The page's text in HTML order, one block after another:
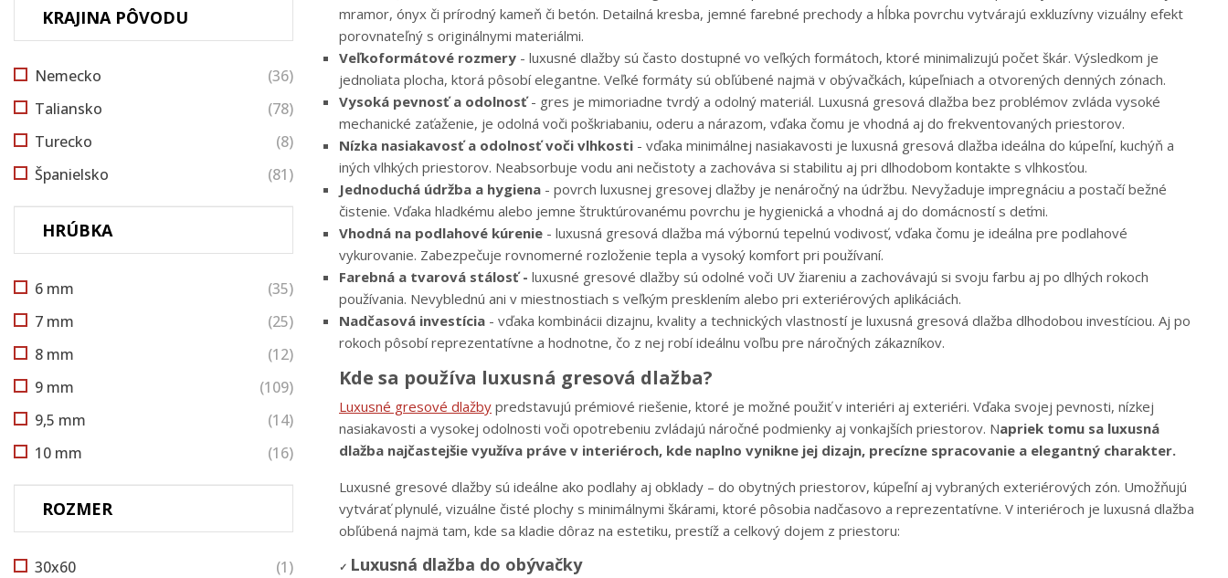
KRAJINA PÔVODU
Nemecko
(36)
Taliansko
(78)
Turecko
(8)
Španielsko
(81)
HRÚBKA
6 mm
(35)
7 mm
(25)
8 mm
(12)
9 mm
(109)
9,5 mm
(14)
10 mm
(16)
ROZMER
30x60
(1)
mramor, ónyx či prírodný kameň či betón. Detailná kresba, jemné farebné prechody a hĺbka povrchu vytvárajú exkluzívny vizuálny efekt
porovnateľný s originálnymi materiálmi.
Veľkoformátové rozmery - luxusné dlažby sú často dostupné vo veľkých formátoch, ktoré minimalizujú počet škár. Výsledkom je
jednoliata plocha, ktorá pôsobí elegantne. Veľké formáty sú obľúbené najmä v obývačkách, kúpeľniach a otvorených denných zónach.
Vysoká pevnosť a odolnosť- gres je mimoriadne tvrdý a odolný materiál. Luxusná gresová dlažba bez problémov zvláda vysoké
mechanické zaťaženie, je odolná voči poškriabaniu, oderu a nárazom, vďaka čomu je vhodná aj do frekventovaných priestorov.
Nízka nasiakavosť a odolnosť voči vlhkosti - vďaka minimálnej nasiakavosti je luxusná gresová dlažba ideálna do kúpeľní, kuchýň a
iných vlhkých priestorov. Neabsorbuje vodu ani nečistoty a zachováva si stabilitu aj pri dlhodobom kontakte s vlhkosťou.
Jednoduchá údržba a hygiena - povrch luxusnej gresovej dlažby je nenáročný na údržbu. Nevyžaduje impregnáciu a postačí bežné
čistenie. Vďaka hladkému alebo jemne štruktúrovanému povrchu je hygienická a vhodná aj do domácností s deťmi.
Vhodná na podlahové kúrenie - luxusná gresová dlažba má výbornú tepelnú vodivosť, vďaka čomu je ideálna pre podlahové
vykurovanie. Zabezpečuje rovnomerné rozloženie tepla a vysoký komfort pri používaní.
Farebná a tvarová stálosť - luxusné gresové dlažby sú odolné voči UV žiareniu a zachovávajú si svoju farbu aj po dlhých rokoch
používania. Nevyblednú ani v miestnostiach s veľkým presklením alebo pri exteriérových aplikáciách.
Nadčasová investícia - vďaka kombinácii dizajnu, kvality a technických vlastností je luxusná gresová dlažba dlhodobou investíciou. Aj po
rokoch pôsobí reprezentatívne a hodnotne, čo z nej robí ideálnu voľbu pre náročných zákazníkov.
Kde sa používa luxusná gresová dlažba?
Luxusné gresové dlažby predstavujú prémiové riešenie, ktoré je možné použiť v interiéri aj exteriéri. Vďaka svojej pevnosti, nízkej
nasiakavosti a vysokej odolnosti voči opotrebeniu zvládajú náročné podmienky aj vonkajších priestorov. Napriek tomu sa luxusná
dlažba najčastejšie využíva práve v interiéroch, kde naplno vynikne jej dizajn, precízne spracovanie a elegantný charakter.
Luxusné gresové dlažby sú ideálne ako podlahy aj obklady – do obytných priestorov, kúpeľní aj vybraných exteriérových zón. Umožňujú
vytvárať plynulé, vizuálne čisté plochy s minimálnymi škárami, ktoré pôsobia nadčasovo a reprezentatívne. V interiéroch je luxusná dlažba
obľúbená najmä tam, kde sa kladie dôraz na estetiku, prestíž a celkový dojem z priestoru:
✓ Luxusná dlažba do obývačky